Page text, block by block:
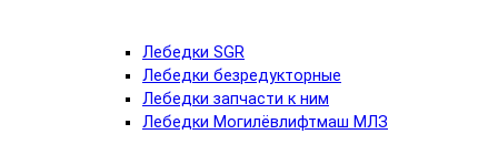
Лебедки SGR
Лебедки безредукторные
Лебедки запчасти к ним
Лебедки Могилёвлифтмаш МЛЗ